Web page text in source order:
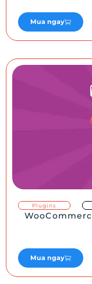
Mua ngay
Plugins
Mua ngay